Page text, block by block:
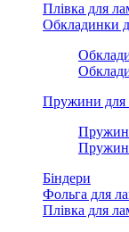
Плівка для
Обкладинки
Пружини для
Біндери
Фольга для
Плівка для